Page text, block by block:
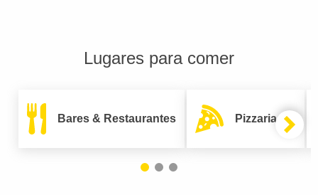
Lugares para comer
Bares & Restaurantes Pizzarias